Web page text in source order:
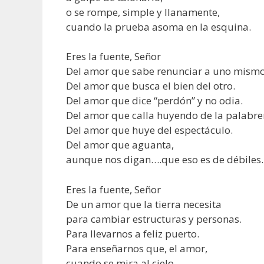
o se rompe, simple y llanamente,
cuando la prueba asoma en la esquina.
Eres la fuente, Señor
Del amor que sabe renunciar a uno
Del amor que busca el bien del otro.
Del amor que dice “perdón” y no odia.
Del amor que calla huyendo de la
Del amor que huye del espectáculo.
Del amor que aguanta,
aunque nos digan….que eso es de débiles.
Eres la fuente, Señor
De un amor que la tierra necesita
para cambiar estructuras y personas.
Para llevarnos a feliz puerto.
Para enseñarnos que, el amor,